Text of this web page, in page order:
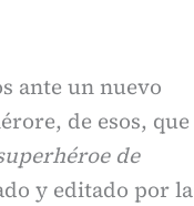
ante un nuevo
de esos, que
de
y editado por la